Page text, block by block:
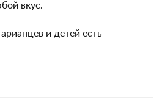
вкус.
и детей есть